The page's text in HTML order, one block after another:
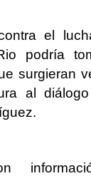
el
podría
surgieran
al